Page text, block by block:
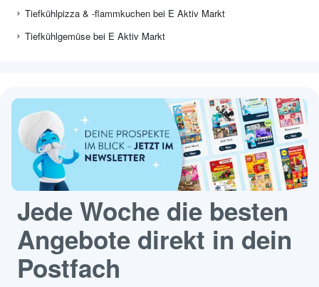
Tiefkühlpizza & -flammkuchen bei E Aktiv Markt
Tiefkühlgemüse bei E Aktiv Markt
Jede Woche die besten
Angebote direkt in dein
Postfach